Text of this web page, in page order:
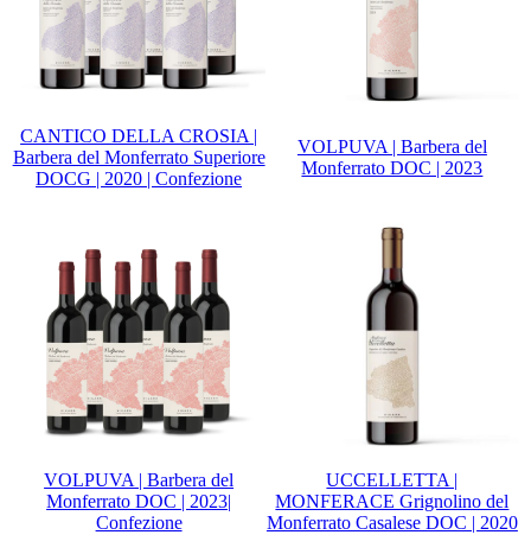
CANTICO DELLA CROSIA |
Barbera del Monferrato Superiore
DOCG | 2020 | Confezione
VOLPUVA | Barbera del
Monferrato DOC | 2023
VOLPUVA | Barbera del
Monferrato DOC | 2023|
Confezione
UCCELLETTA |
MONFERACE Grignolino del
Monferrato Casalese DOC | 2020